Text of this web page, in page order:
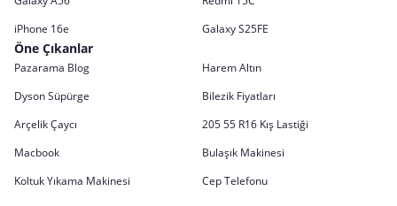
iPhone 16e
Galaxy S25FE
Öne Çıkanlar
Pazarama Blog
Harem Altın
Dyson Süpürge
Bilezik Fiyatları
Arçelik Çaycı
205 55 R16 Kış Lastiği
Macbook
Bulaşık Makinesi
Koltuk Yıkama Makinesi
Cep Telefonu